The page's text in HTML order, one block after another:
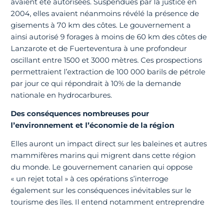
2004, elles avaient néanmoins révélé la présence de
gisements à 70 km des côtes. Le gouvernement a
ainsi autorisé 9 forages à moins de 60 km des côtes de
Lanzarote et de Fuerteventura à une profondeur
oscillant entre 1500 et 3000 mètres. Ces prospections
permettraient l’extraction de 100 000 barils de pétrole
par jour ce qui répondrait à 10% de la demande
nationale en hydrocarbures.
Des conséquences nombreuses pour
l’environnement et l’économie de la région
Elles auront un impact direct sur les baleines et autres
mammifères marins qui migrent dans cette région
du monde. Le gouvernement canarien qui oppose
« un rejet total » à ces opérations s’interroge
également sur les conséquences inévitables sur le
tourisme des îles. Il entend notamment entreprendre